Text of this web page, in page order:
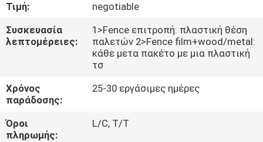
ΕΛΆΤΕ
ΣΕ
ΕΠΑΦΉ
ΕΙΔΉΣΕΙΣ
Τιμή:
negotiable
Συσκευασία
λεπτομέρειες:
1>Fence επιτροπή: πλαστική θέση
παλετών 2>Fence film+wood/metal:
κάθε μετα πακέτο με μια πλαστική
τσ
Χρόνος
παράδοσης:
25-30 εργάσιμες ημέρες
Όροι
πληρωμής:
L/C, T/T